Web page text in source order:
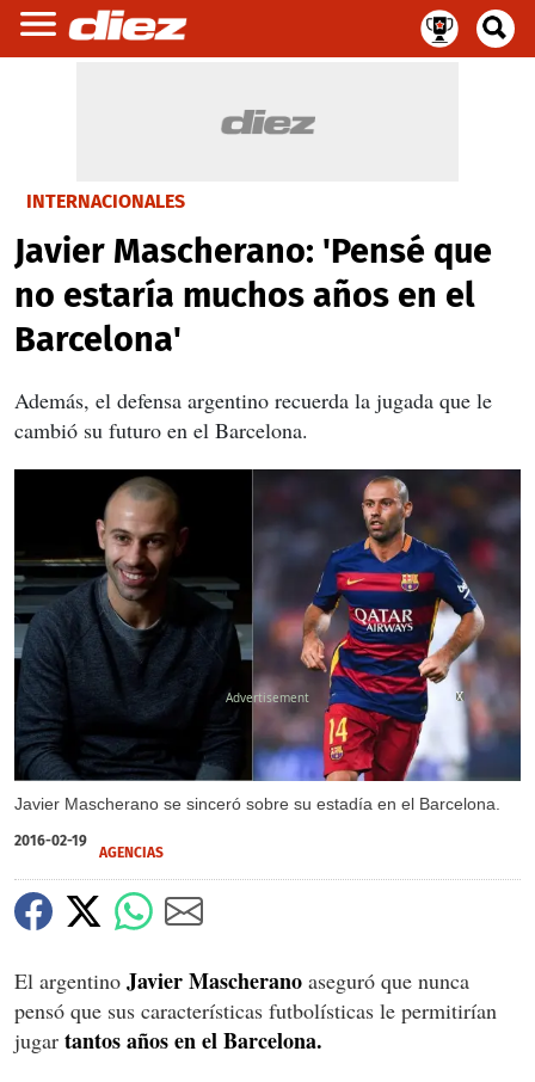
INTERNACIONALES
Javier Mascherano: 'Pensé que
no estaría muchos años en el
Barcelona'
Además, el defensa argentino recuerda la jugada que le
cambió su futuro en el Barcelona.
Javier Mascherano se sinceró sobre su estadía en el Barcelona.
X
X
2016-02-19
AGENCIAS
El argentino Javier Mascherano aseguró que nunca
pensó que sus características futbolísticas le permitirían
jugar tantos años en el Barcelona.